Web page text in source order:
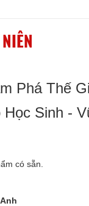
Phá Thế
Sinh -
có sẵn.